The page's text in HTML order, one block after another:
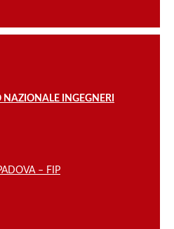
INGEGNERI
– FIP